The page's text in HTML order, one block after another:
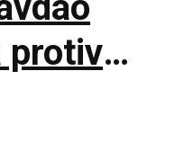
protiv